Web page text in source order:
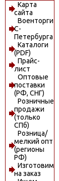
Карта
сайта
Военторги
С-
Петербурга
Каталоги
(PDF)
Прайс-
лист
Оптовые
поставки
(РФ, СНГ)
Розничные
продажи
(только
СПб)
Розница/
мелкий опт
(регионы
РФ)
Изготовим
на заказ